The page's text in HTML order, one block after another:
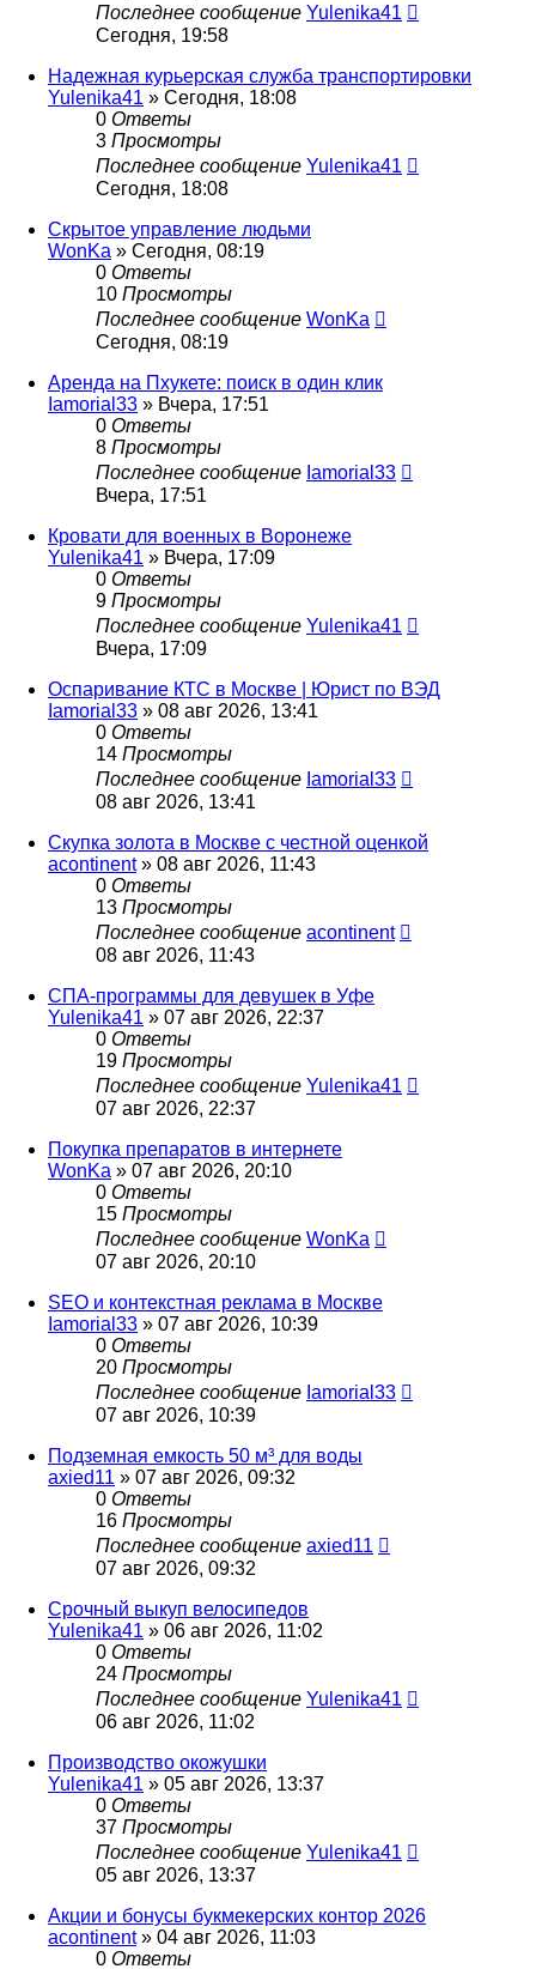
Последнее сообщение Yulenika41
Сегодня, 19:58
Надежная курьерская служба транспортировки
Yulenika41 » Сегодня, 18:08
0 Ответы
3 Просмотры
Последнее сообщение Yulenika41
Сегодня, 18:08
Скрытое управление людьми
WonKa » Сегодня, 08:19
0 Ответы
10 Просмотры
Последнее сообщение WonKa
Сегодня, 08:19
Аренда на Пхукете: поиск в один клик
Iamorial33 » Вчера, 17:51
0 Ответы
8 Просмотры
Последнее сообщение Iamorial33
Вчера, 17:51
Кровати для военных в Воронеже
Yulenika41 » Вчера, 17:09
0 Ответы
9 Просмотры
Последнее сообщение Yulenika41
Вчера, 17:09
Оспаривание КТС в Москве | Юрист по ВЭД
Iamorial33 » 08 авг 2026, 13:41
0 Ответы
14 Просмотры
Последнее сообщение Iamorial33
08 авг 2026, 13:41
Скупка золота в Москве с честной оценкой
acontinent» 08 авг 2026, 11:43
0 Ответы
13 Просмотры
Последнее сообщение acontinent
08 авг 2026, 11:43
СПА-программы для девушек в Уфе
Yulenika41 » 07 авг 2026, 22:37
0 Ответы
19 Просмотры
Последнее сообщение Yulenika41
07 авг 2026, 22:37
Покупка препаратов в интернете
WonKa » 07 авг 2026, 20:10
0 Ответы
15 Просмотры
Последнее сообщение WonKa
07 авг 2026, 20:10
SEO и контекстная реклама в Москве
Iamorial33 » 07 авг 2026, 10:39
0 Ответы
20 Просмотры
Последнее сообщение Iamorial33
07 авг 2026, 10:39
Подземная емкость 50 м³ для воды
axied11 » 07 авг 2026, 09:32
0 Ответы
16 Просмотры
Последнее сообщение axied11
07 авг 2026, 09:32
Срочный выкуп велосипедов
Yulenika41 » 06 авг 2026, 11:02
0 Ответы
24 Просмотры
Последнее сообщение Yulenika41
06 авг 2026, 11:02
Производство окожушки
Yulenika41 » 05 авг 2026, 13:37
0 Ответы
37 Просмотры
Последнее сообщение Yulenika41
05 авг 2026, 13:37
Акции и бонусы букмекерских контор 2026
acontinent» 04 авг 2026, 11:03
0 Ответы